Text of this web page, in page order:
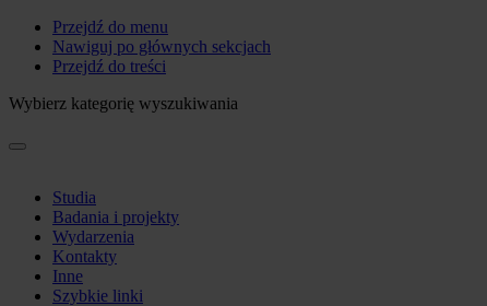
Przejdź do menu
Nawiguj po głównych sekcjach
Przejdź do treści
Wybierz kategorię wyszukiwania
Studia
Badania i projekty
Wydarzenia
Kontakty
Inne
Szybkie linki